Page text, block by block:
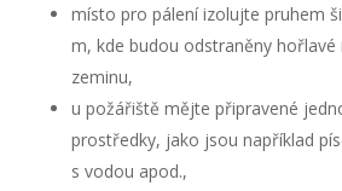
místo pro pálení izolujte pruhem
m, kde budou odstraněny hořlavé
zeminu,
u požářiště mějte připravené
prostředky, jako jsou například
s vodou apod.,